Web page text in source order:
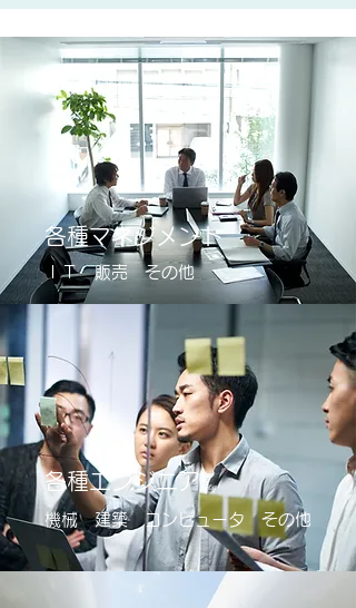
各種マネジメント
ＩＴ 販売その他
各種エンジニア
機械 建築 コンピュータ その他